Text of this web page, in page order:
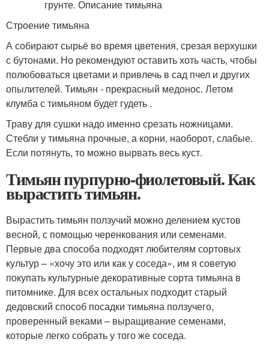
Строение тимьяна
А собирают сырьё во время цветения, срезая верхушки
с бутонами. Но рекомендуют оставить хоть часть, чтобы
полюбоваться цветами и привлечь в сад пчел и других
опылителей. Тимьян - прекрасный медонос. Летом
клумба с тимьяном будет гудеть .
Траву для сушки надо именно срезать ножницами.
Стебли у тимьяна прочные, а корни, наоборот, слабые.
Если потянуть, то можно вырвать весь куст.
Тимьян пурпурно-фиолетовый. Как
вырастить тимьян.
Вырастить тимьян ползучий можно делением кустов
весной, с помощью черенкования или семенами.
Первые два способа подходят любителям сортовых
культур – «хочу это или как у соседа», им я советую
покупать культурные декоративные сорта тимьяна в
питомнике. Для всех остальных подходит старый
дедовский способ посадки тимьяна ползучего,
проверенный веками – выращивание семенами,
которые легко собрать у того же соседа.